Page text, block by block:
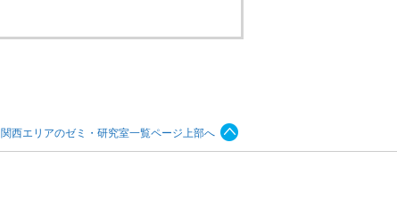
関西エリアのゼミ・研究室一覧ページ上部へ